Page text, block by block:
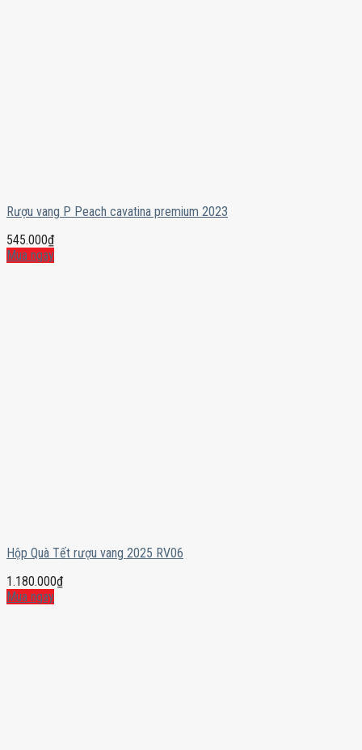
Rượu vang P Peach cavatina premium 2023
545.000₫
Mua ngay
Hộp Quà Tết rượu vang 2025 RV06
1.180.000₫
Mua ngay